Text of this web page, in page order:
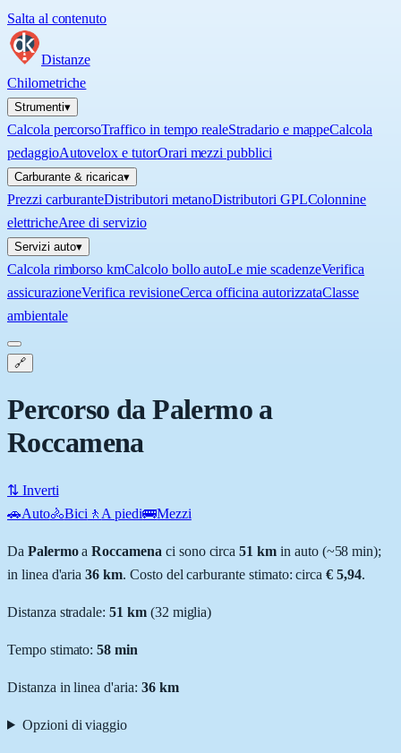
Salta al contenuto
Distanze
Chilometriche
Strumenti▾
Calcola percorsoTraffico in tempo realeStradario e mappeCalcola
pedaggioAutovelox e tutorOrari mezzi pubblici
Carburante & ricarica▾
Prezzi carburanteDistributori metanoDistributori GPLColonnine
elettricheAree di servizio
Servizi auto▾
Calcola rimborso kmCalcolo bollo autoLe mie scadenzeVerifica
assicurazioneVerifica revisioneCerca officina autorizzataClasse
ambientale
🔗
Percorso da Palermo a
Roccamena
⇅ Inverti
🚗Auto🚴Bici 🚶 A piedi🚌Mezzi
Da PalermoaRoccamena ci sono circa 51 km in auto (~58 min);
in linea d'aria36 km. Costo del carburante stimato: circa € 5,94.
Distanza stradale:51 km (32 miglia)
Tempo stimato:58 min
Distanza in linea d'aria: 36km
Opzioni di viaggio